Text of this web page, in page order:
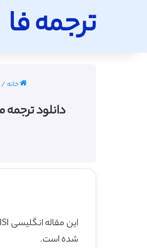
ترجمه فا
خانه/
این مقاله انگلیسی ISI در نشریه الزویر در 7 صفحه در سال 2019 منتشر شده و ترجمه آن 23 صفحه میباشد. کیفیت ترجمه این مقاله ویژه – طلایی
شده است.